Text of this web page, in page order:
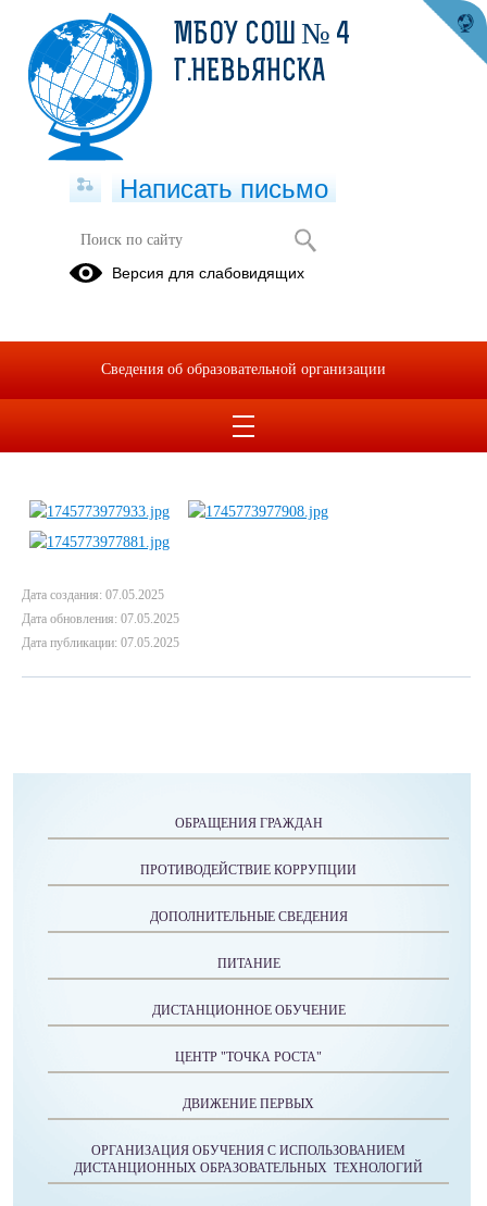
Внуки Победы
27 апреля вокальная группа «Семь нот» (рук.Половинкина
ЕВ) приняла участие в VII открытом фестивале
номинации «Вокал.Ансамбль» вокальная группа «Семь
2 место. Поздравляем!.
Дата создания: 07.05.2025
Дата обновления: 07.05.2025
Дата публикации: 07.05.2025
ОБРАЩЕНИЯ ГРАЖДАН
ПРОТИВОДЕЙСТВИЕ КОРРУПЦИИ
ДОПОЛНИТЕЛЬНЫЕ СВЕДЕНИЯ
ПИТАНИЕ
ДИСТАНЦИОННОЕ ОБУЧЕНИЕ
ЦЕНТР "ТОЧКА РОСТА"
ДВИЖЕНИЕ ПЕРВЫХ
ОРГАНИЗАЦИЯ ОБУЧЕНИЯ С ИСПОЛЬЗОВАНИЕМ
ДИСТАНЦИОННЫХ ОБРАЗОВАТЕЛЬНЫХ ТЕХНОЛОГИЙ
МБОУ СОШ № 4
Г.НЕВЬЯНСКА
Написать письмо
Версия для слабовидящих
Сведения об образовательной организации